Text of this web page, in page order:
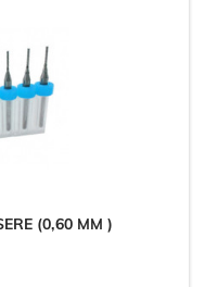
(0,60 MM )